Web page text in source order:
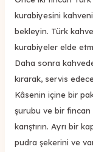
kurabiyesini
bekleyin. Türk
kurabiyeler elde
Daha sonra
kırarak, servis
Kâsenin içine bir
şurubu ve bir
karıştırın. Ayrı bir
pudra şekerini ve